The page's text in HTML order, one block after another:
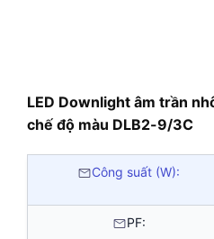
LED Downlight âm trần
chế độ màu DLB2-9/3C
Công suất (W):
PF: